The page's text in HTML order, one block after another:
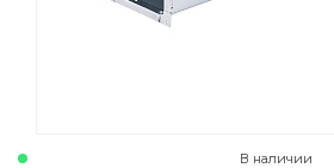
В наличии